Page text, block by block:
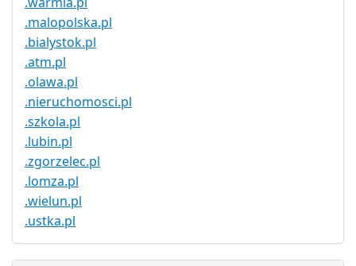
.malopolska.pl
.bialystok.pl
.atm.pl
.olawa.pl
.nieruchomosci.pl
.szkola.pl
.lubin.pl
.zgorzelec.pl
.lomza.pl
.wielun.pl
.ustka.pl